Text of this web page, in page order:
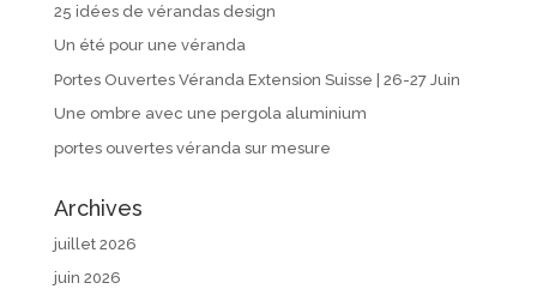
25 idées de vérandas design
Un été pour une véranda
Portes Ouvertes Véranda Extension Suisse | 26-27 Juin
Une ombre avec une pergola aluminium
portes ouvertes véranda sur mesure
Archives
juillet 2026
juin 2026